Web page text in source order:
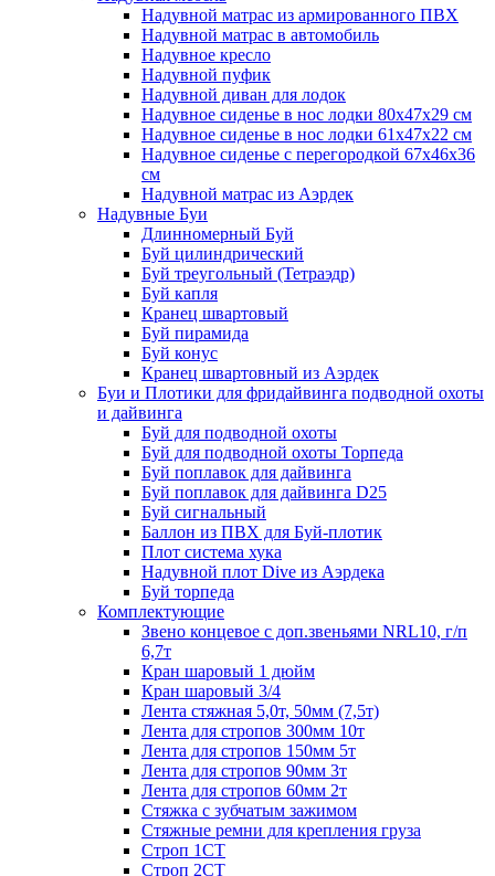
Надувной матрас из армированного ПВХ
Надувной матрас в автомобиль
Надувное кресло
Надувной пуфик
Надувной диван для лодок
Надувное сиденье в нос лодки 80х47х29 см
Надувное сиденье в нос лодки 61х47х22 см
Надувное сиденье с перегородкой 67х46х36
см
Надувной матрас из Аэрдек
Надувные Буи
Длинномерный Буй
Буй цилиндрический
Буй треугольный (Тетраэдр)
Буй капля
Кранец швартовый
Буй пирамида
Буй конус
Кранец швартовный из Аэрдек
Буи и Плотики для фридайвинга подводной охоты
и дайвинга
Буй для подводной охоты
Буй для подводной охоты Торпеда
Буй поплавок для дайвинга
Буй поплавок для дайвинга D25
Буй сигнальный
Баллон из ПВХ для Буй-плотик
Плот система хука
Надувной плот Dive из Аэрдека
Буй торпеда
Комплектующие
Звено концевое с доп.звеньями NRL10, г/п
6,7т
Кран шаровый 1 дюйм
Кран шаровый 3/4
Лента стяжная 5,0т, 50мм (7,5т)
Лента для стропов 300мм 10т
Лента для стропов 150мм 5т
Лента для стропов 90мм 3т
Лента для стропов 60мм 2т
Стяжка с зубчатым зажимом
Стяжные ремни для крепления груза
Строп 1СТ
Строп 2СТ